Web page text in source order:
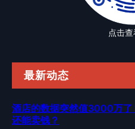
点击
最新动态
酒店的数据突然值3000万
还能卖钱？